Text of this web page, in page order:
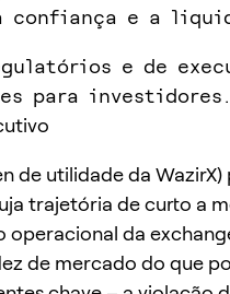
confiança e a
e de
para investidores.
de utilidade da
trajetória de curto a
operacional da
de mercado do que